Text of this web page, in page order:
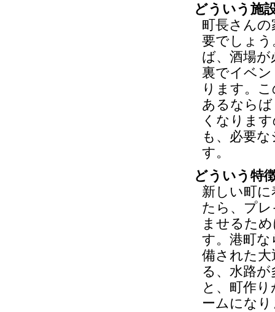
どういう施
町長さん
要でしょ
ば、酒場
裏でイベ
ります。
あるなら
くなりま
も、必要
す。
どういう特
新しい町
たら、プ
ませるた
す。港町
備された
る、水路
と、町作
ームにな